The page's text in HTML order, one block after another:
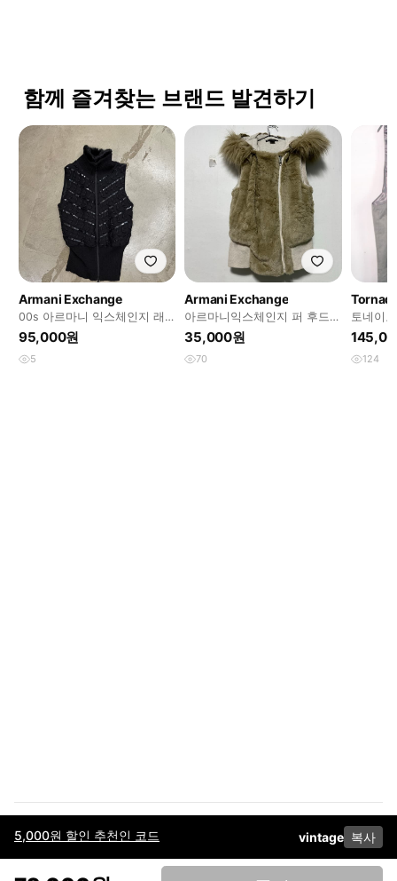
5,000원 할인 추천인 코드 vintage 복사
함께 즐겨찾는 브랜드 발견하기
Armani Exchange
00s 아르마니 익스체인지 래
빗 퍼 트리밍 하이넥 니트 베스
트 집업
95,000원
5
Armani Exchange
아르마니익스체인지 퍼 후드베
스트
35,000원
70
토네이
124
이용약관고객센터판매개인정보 처리방침사업자 정보다운로드